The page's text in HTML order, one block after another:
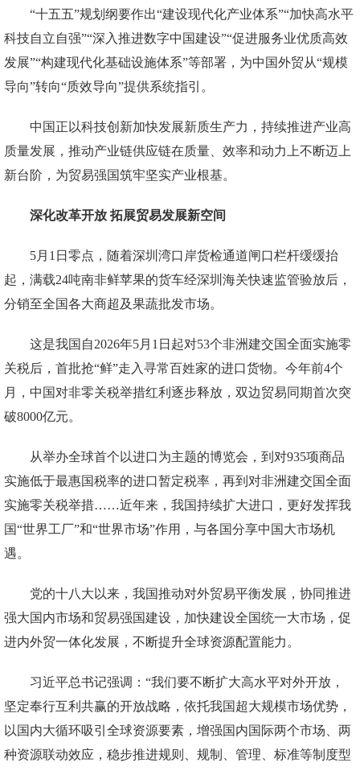
“十五五”规划纲要作出“建设现代化产业体系”“加快高水平
科技自立自强”“深入推进数字中国建设”“促进服务业优质高效
发展”“构建现代化基础设施体系”等部署，为中国外贸从“规模
导向”转向“质效导向”提供系统指引。
中国正以科技创新加快发展新质生产力，持续推进产业高
质量发展，推动产业链供应链在质量、效率和动力上不断迈上
新台阶，为贸易强国筑牢坚实产业根基。
深化改革开放 拓展贸易发展新空间
5月1日零点，随着深圳湾口岸货检通道闸口栏杆缓缓抬
起，满载24吨南非鲜苹果的货车经深圳海关快速监管验放后，
分销至全国各大商超及果蔬批发市场。
这是我国自2026年5月1日起对53个非洲建交国全面实施零
关税后，首批抢“鲜”走入寻常百姓家的进口货物。今年前4个
月，中国对非零关税举措红利逐步释放，双边贸易同期首次突
破8000亿元。
从举办全球首个以进口为主题的博览会，到对935项商品
实施低于最惠国税率的进口暂定税率，再到对非洲建交国全面
实施零关税举措……近年来，我国持续扩大进口，更好发挥我
国“世界工厂”和“世界市场”作用，与各国分享中国大市场机
遇。
党的十八大以来，我国推动对外贸易平衡发展，协同推进
强大国内市场和贸易强国建设，加快建设全国统一大市场，促
进内外贸一体化发展，不断提升全球资源配置能力。
习近平总书记强调：“我们要不断扩大高水平对外开放，
坚定奉行互利共赢的开放战略，依托我国超大规模市场优势，
以国内大循环吸引全球资源要素，增强国内国际两个市场、两
种资源联动效应，稳步推进规则、规制、管理、标准等制度型